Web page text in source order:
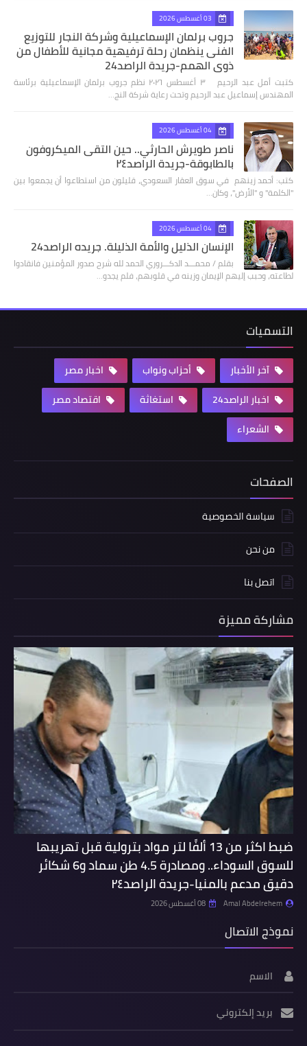
03 أغسطس 2026
جروب برلمان الإسماعيلية وشركة النجار للتوزيع
الفنى ينظمان رحلة ترفيهية مجانية للأطفال من
ذوي الهمم-جريدة الراصد24
كتبت أمل عبد الرحيم ٣ أغسطس ٢٠٢٦ نظم جروب برلمان الإسماعيلية برئاسة
المهندس إسماعيل عبد الرحيم وتحت رعاية شركة النج…
04 أغسطس 2026
ناصر طويرش الحارثي.. حين التقى الميكروفون
بالطابوقة-جريدة الراصد٢٤
كتب: أحمد زينهم في سوق العقار السعودي، قليلون من استطاعوا أن يجمعوا بين
"الكلمة" و "الأرض"، وكان…
04 أغسطس 2026
الإنسان الذليل والأمة الذليلة. جريده الراصد24
بقلم / محمـــد الدكـــروري الحمد لله شرح صدور المؤمنين فانقادوا
لطاعته، وحبب إليهم الإيمان وزينه في قلوبهم، فلم يجدو…
التسميات
آخر الأخبار أحزاب ونواب
اخبار مصر
اخبار الراصد24
استغاثة
اقتصاد مصر
الشعراء
الصفحات
سياسة الخصوصية
من نحن
اتصل بنا
مشاركة مميزة
ضبط اكثر من 13 ألفًا لتر مواد بترولية قبل تهريبها
للسوق السوداء.. ومصادرة 4.5 طن سماد و6 شكائر
دقيق مدعم بالمنيا-جريدة الراصد٢٤
Amal Abdelrehem 08 أغسطس 2026
نموذج الاتصال
الاسم
بريد إلكتروني